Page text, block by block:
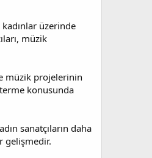
üzerinde
müzik
müzik projelerinin
konusunda
sanatçıların daha
gelişmedir.